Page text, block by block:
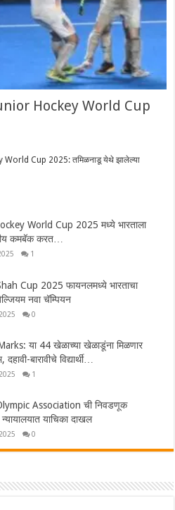
Hockey World Cup
Cup 2025: तमिळनाडू येथे झालेल्या
World Cup 2025 मध्ये भारताला
कमबॅक करत…
1
Cup 2025 फायनलमध्ये भारताचा
नवा चॅम्पियन
0
या 44 खेळाच्या खेळाडूंना मिळणार
बारावीचे विद्यार्थी…
1
Association ची निवडणूक
याचिका दाखल
0